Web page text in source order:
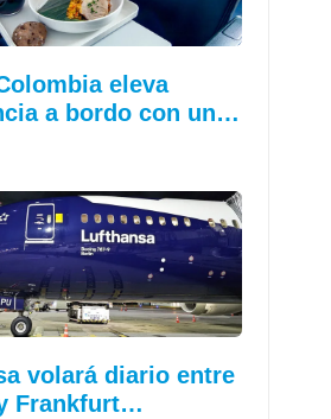
eleva
a bordo con un…
volará diario entre
Frankfurt…